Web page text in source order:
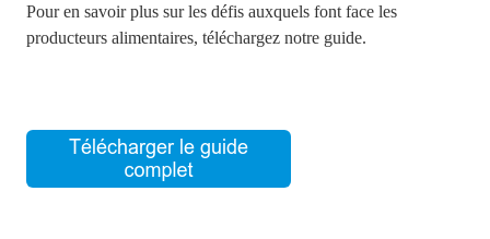
Pour en savoir plus sur les défis auxquels font face les
producteurs alimentaires, téléchargez notre guide.